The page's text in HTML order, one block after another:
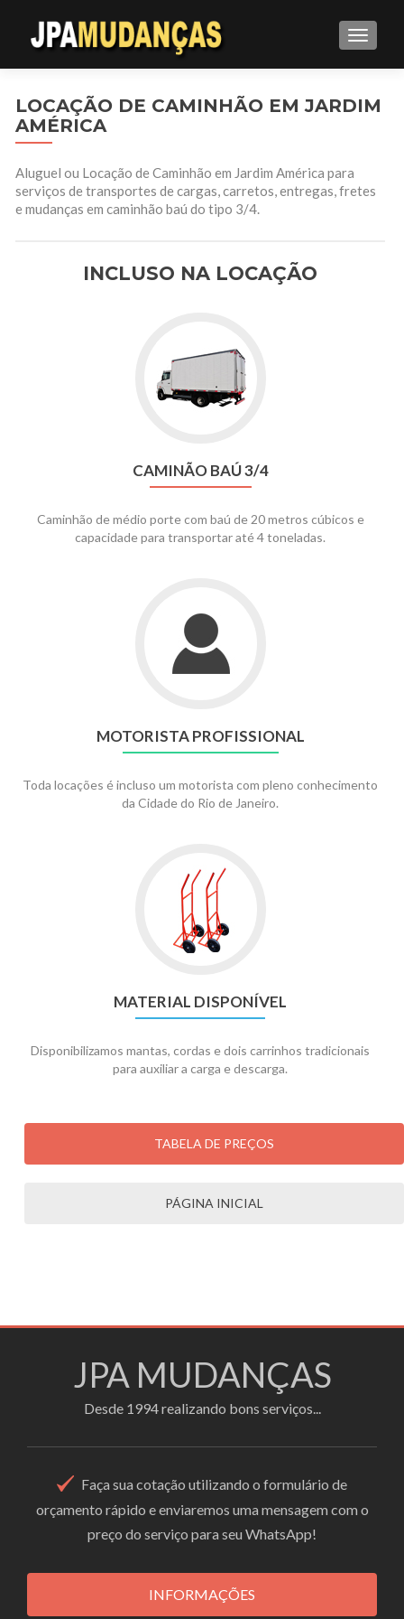
LOCAÇÃO DE CAMINHÃO EM JARDIM
AMÉRICA
Aluguel ou Locação de Caminhão em Jardim América para
serviços de transportes de cargas, carretos, entregas, fretes
e mudanças em caminhão baú do tipo 3/4.
INCLUSO NA LOCAÇÃO
CAMINÃO BAÚ 3/4
Caminhão de médio porte com baú de 20 metros cúbicos e
capacidade para transportar até 4 toneladas.
MOTORISTA PROFISSIONAL
Toda locações é incluso um motorista com pleno conhecimento
da Cidade do Rio de Janeiro.
MATERIAL DISPONÍVEL
Disponibilizamos mantas, cordas e dois carrinhos tradicionais
para auxiliar a carga e descarga.
TABELA DE PREÇOS
PÁGINA INICIAL
JPA MUDANÇAS
Desde 1994 realizando bons serviços...
Faça sua cotação utilizando o formulário de
orçamento rápido e enviaremos uma mensagem com o
preço do serviço para seu WhatsApp!
INFORMAÇÕES